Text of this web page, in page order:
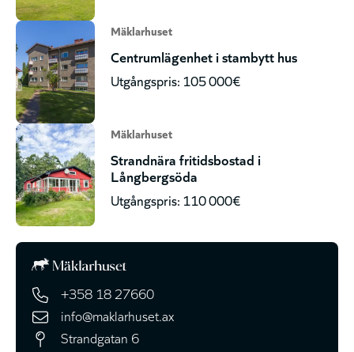
Mäklarhuset
Centrumlägenhet i stambytt hus
Utgångspris: 105 000€
Mäklarhuset
Strandnära fritidsbostad i
Långbergsöda
Utgångspris: 110 000€
+358 18 27660
info@maklarhuset.ax
Strandgatan 6